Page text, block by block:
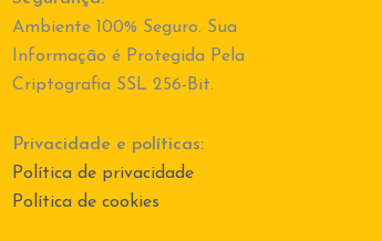
Ambiente 100% Seguro. Sua
Informação é Protegida Pela
Criptografia SSL 256-Bit.
Privacidade e políticas:
Política de privacidade
Política de cookies